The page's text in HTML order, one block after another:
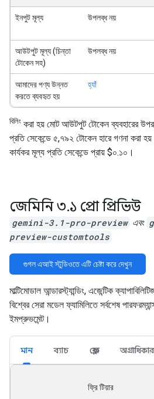
ইনপুট মূল্য উপলব্ধ নয়
আউটপুট মূল্য (চিন্তা
টোকেন সহ)
উপলব্ধ নয়
আমাদের পণ্য উন্নত
করতে ব্যবহৃত হয়
হ্যাঁ
বিলিং করা হয় মোট আউটপুট টোকেন ব্যবহারের
প্রতি সেকেন্ডে ৫,৭৯২ টোকেন হারে গণনা করা
কার্যকর মূল্য প্রতি সেকেন্ডে প্রায় $০.১০।
জেমিনি ৩.১ প্রো প্রিভিউ
gemini-3.1-pro-preview এবং
preview-customtools
গুগল এআই স্টুডিওতে এটি চেষ্টা করে দেখুন
মাল্টিমোডাল আন্ডারস্ট্যান্ডিং, এজেন্টিক
বিশ্বের সেরা মডেল ফ্যামিলিতে সর্বশেষ
ইমপ্রুভমেন্ট।
মান ব্যাচ ফ্লেক্স অগ্রাধিকার
ফ্রি টিয়ার